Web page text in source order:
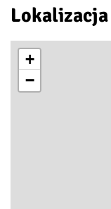
Lokalizacja
+
−